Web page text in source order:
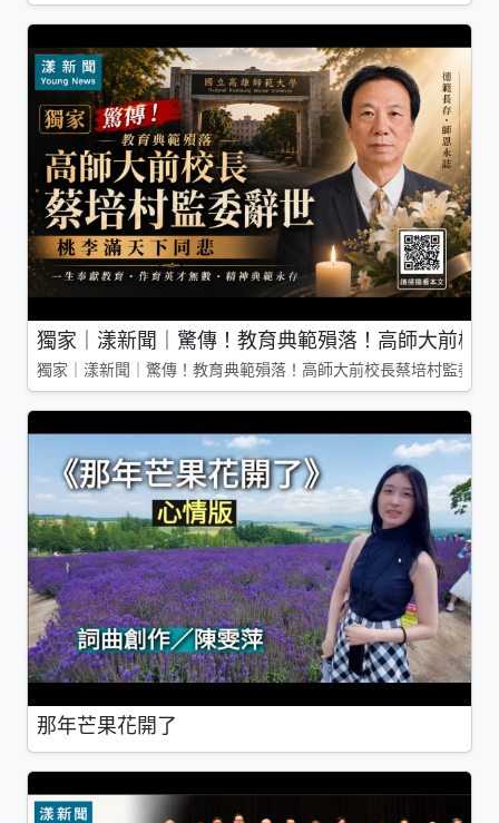
獨家｜漾新聞｜驚傳！教育典範殞落！高師大前校
獨家｜漾新聞｜驚傳！教育典範殞落！高師大前校長蔡培村監委
那年芒果花開了